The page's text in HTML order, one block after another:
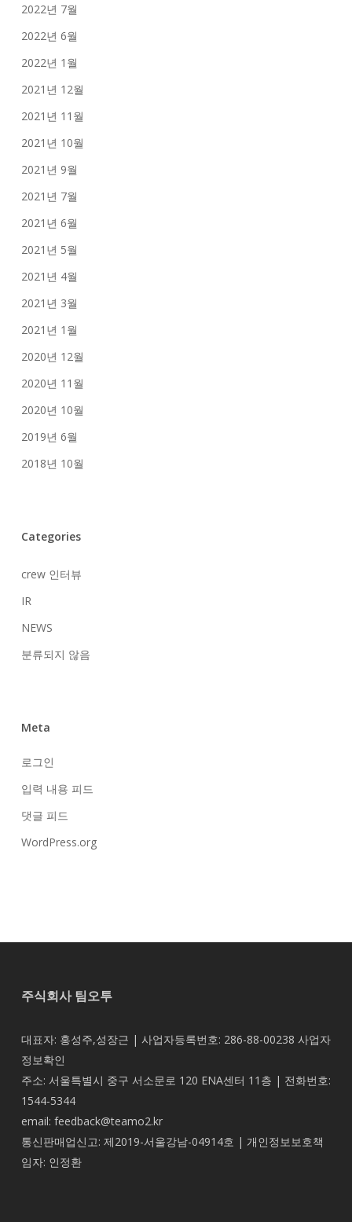
2022년 7월
2022년 6월
2022년 1월
2021년 12월
2021년 11월
2021년 10월
2021년 9월
2021년 7월
2021년 6월
2021년 5월
2021년 4월
2021년 3월
2021년 1월
2020년 12월
2020년 11월
2020년 10월
2019년 6월
2018년 10월
Categories
crew 인터뷰
IR
NEWS
분류되지 않음
Meta
로그인
입력 내용 피드
댓글 피드
WordPress.org
주식회사 팀오투
대표자: 홍성주,성장근 | 사업자등록번호: 286-88-00238 사업자
정보확인
주소: 서울특별시 중구 서소문로 120 ENA센터 11층 | 전화번호:
1544-5344
email: feedback@teamo2.kr
통신판매업신고: 제2019-서울강남-04914호 | 개인정보보호책
임자: 인정환